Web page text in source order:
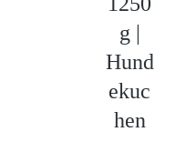
g |
Hund
ekuc
hen